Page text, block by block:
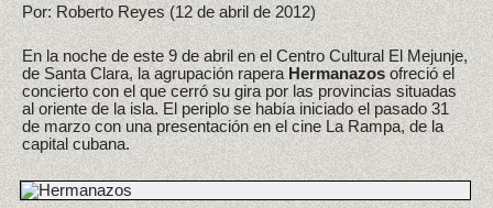
Por: Roberto Reyes (12 de abril de 2012)
En la noche de este 9 de abril en el Centro Cultural El Mejunje,
de Santa Clara, la agrupación raperaHermanazosofreció el
concierto con el que cerró su gira por las provincias situadas
al oriente de la isla. El periplo se había iniciado el pasado 31
de marzo con una presentación en el cine La Rampa, de la
capital cubana.